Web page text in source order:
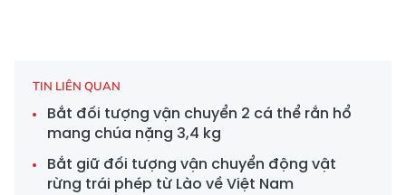
TIN LIÊN QUAN
Bắt đối tượng vận chuyển 2 cá thể rắn hổ
mang chúa nặng 3,4 kg
Bắt giữ đối tượng vận chuyển động vật
rừng trái phép từ Lào về Việt Nam